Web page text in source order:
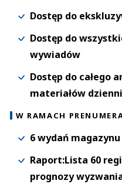
Dostęp do
Dostęp do
wywiadów
Dostęp do całego
materiałów
W RAMACH
6 wydań
Raport:Lista 60
prognozy